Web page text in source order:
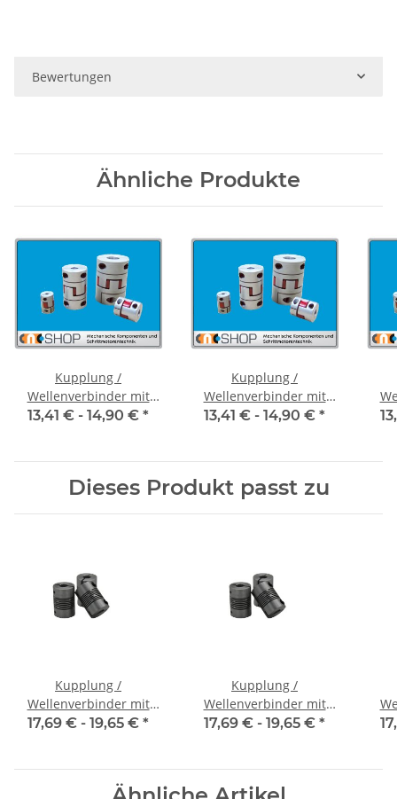
Bewertungen
Ähnliche Produkte
Kupplung /
Wellenverbinder mit
Klemmnaben FCT-20C
13,41 € - 14,90 € *
Kupplung /
Wellenverbinder mit
Klemmnaben FCT-20C
13,41 € - 14,90 € *
Dieses Produkt passt zu
Kupplung /
Wellenverbinder mit
Klemmnaben WSV-K 16
17,69 € - 19,65 € *
Kupplung /
Wellenverbinder mit
Klemmnaben WSV-K 16
17,69 € - 19,65 € *